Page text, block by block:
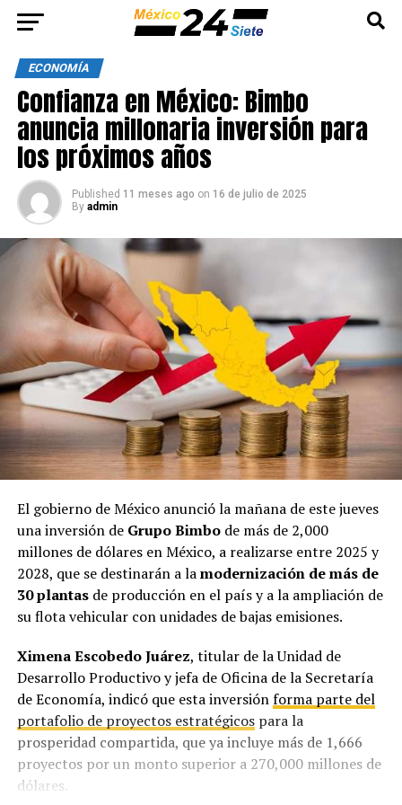
ECONOMÍA
Confianza en México: Bimbo
anuncia millonaria inversión para
los próximos años
Published 11 meses ago on 16 de julio de 2025
By admin
El gobierno de México anunció la mañana de este jueves
una inversión de Grupo Bimbode más de 2,000
millones de dólares en México, a realizarse entre 2025 y
2028, que se destinarán a lamodernización de más de
30 plantasde producción en el país y a la ampliación de
su flota vehicular con unidades de bajas emisiones.
Ximena Escobedo Juárez, titular de la Unidad de
Desarrollo Productivo y jefa de Oficina de la Secretaría
de Economía, indicó que esta inversiónforma parte del
portafolio de proyectos estratégicospara la
prosperidad compartida, que ya incluye más de 1,666
proyectos por un monto superior a 270,000 millones de
dólares.